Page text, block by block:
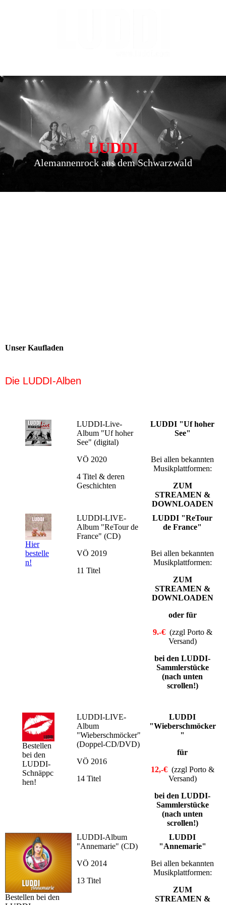
LUDDI
Alemannenrock aus dem Schwarzwald
Unser Kaufladen
Die LUDDI-Alben
LUDDI-Live-
Album "Uf hoher
See" (digital)
VÖ 2020
4 Titel & deren
Geschichten
LUDDI "Uf hoher
See"
Bei allen bekannten
Musikplattformen:
ZUM
STREAMEN &
DOWNLOADEN
Hier
bestelle
n!
LUDDI-LIVE-
Album "ReTour de
France" (CD)
VÖ 2019
11 Titel
LUDDI "ReTour
de France"
Bei allen bekannten
Musikplattformen:
ZUM
STREAMEN &
DOWNLOADEN
oder für
9.-€ (zzgl Porto &
Versand)
bei den LUDDI-
Sammlerstücke
(nach unten
scrollen!)
Bestellen
bei den
LUDDI-
Schnäppc
hen!
LUDDI-LIVE-
Album
"Wieberschmöcker"
(Doppel-CD/DVD)
VÖ 2016
14 Titel
LUDDI
"Wieberschmöcker
"
für
12,-€ (zzgl Porto &
Versand)
bei den LUDDI-
Sammlerstücke
(nach unten
scrollen!)
Bestellen bei den
LUDDI-Album
"Annemarie" (CD)
VÖ 2014
13 Titel
LUDDI
"Annemarie"
Bei allen bekannten
Musikplattformen:
ZUM
STREAMEN &